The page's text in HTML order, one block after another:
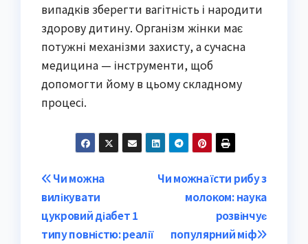
випадків зберегти вагітність і народити
здорову дитину. Організм жінки має
потужні механізми захисту, а сучасна
медицина — інструменти, щоб
допомогти йому в цьому складному
процесі.
Post
navigation
Чи можна їсти рибу з
молоком: наука
розвінчує
популярний міф
Чи можна
вилікувати
цукровий діабет 1
типу повністю: реалії